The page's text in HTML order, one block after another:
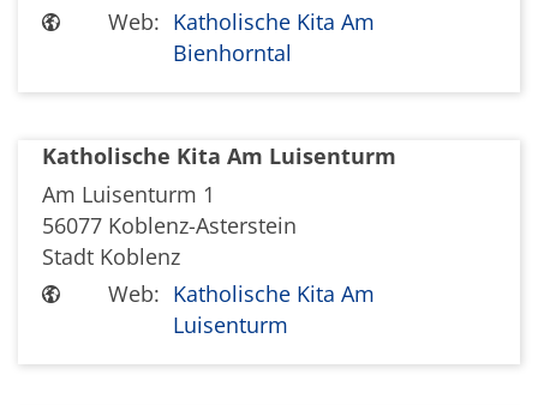
Web: Katholische Kita Am
Bienhorntal
Katholische Kita Am Luisenturm
Am Luisenturm 1
56077 Koblenz-Asterstein
Stadt Koblenz
Web: Katholische Kita Am
Luisenturm